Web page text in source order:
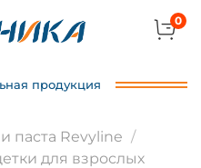
0
продукция
паста Revyline
для взрослых